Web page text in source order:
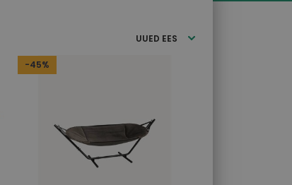
UUED EES
-45%